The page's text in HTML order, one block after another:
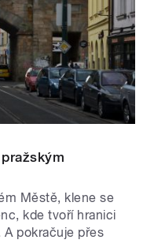
Městě, klene se
kde tvoří hranici
A pokračuje přes